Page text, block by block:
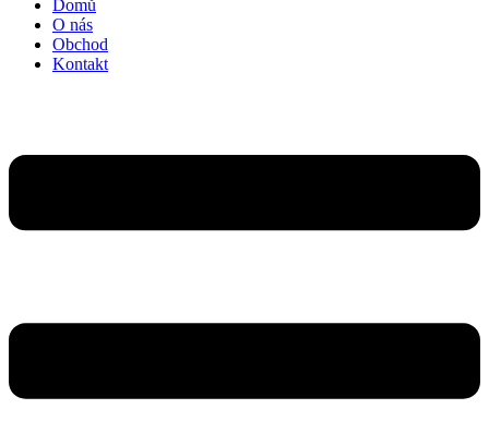
Domů
O nás
Obchod
Kontakt